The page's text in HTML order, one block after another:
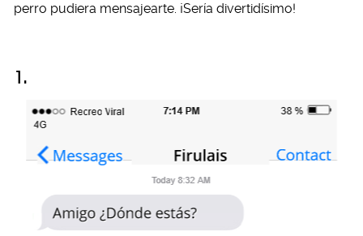
perro pudiera mensajearte. ¡Sería divertidísimo!
1.